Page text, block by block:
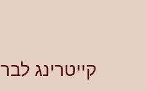
קייטרינג